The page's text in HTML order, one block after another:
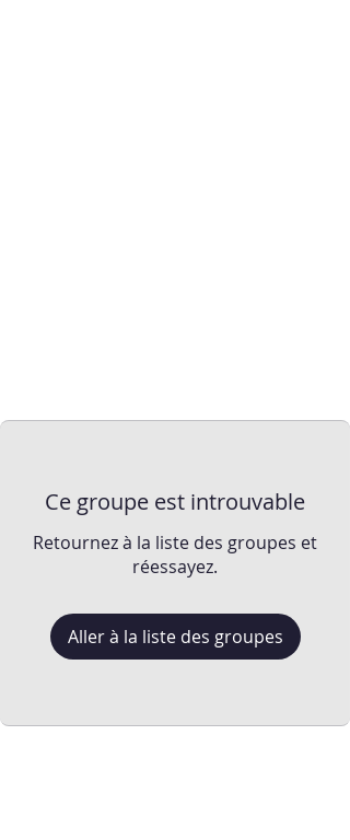
Ce groupe est introuvable
Retournez à la liste des groupes et
réessayez.
Aller à la liste des groupes